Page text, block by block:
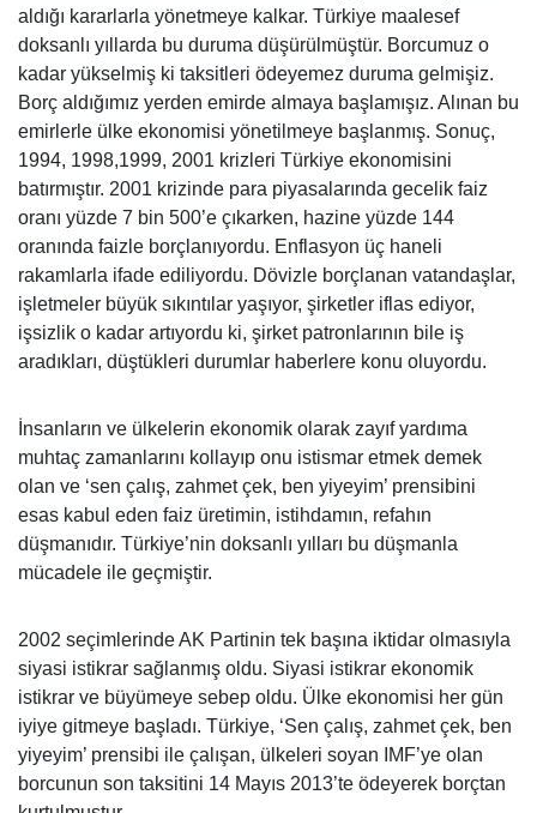
aldığı kararlarla yönetmeye kalkar. Türkiye maalesef
doksanlı yıllarda bu duruma düşürülmüştür. Borcumuz o
kadar yükselmiş ki taksitleri ödeyemez duruma gelmişiz.
Borç aldığımız yerden emirde almaya başlamışız. Alınan bu
emirlerle ülke ekonomisi yönetilmeye başlanmış. Sonuç,
1994, 1998,1999, 2001 krizleri Türkiye ekonomisini
batırmıştır. 2001 krizinde para piyasalarında gecelik faiz
oranı yüzde 7 bin 500’e çıkarken, hazine yüzde 144
oranında faizle borçlanıyordu. Enflasyon üç haneli
rakamlarla ifade ediliyordu. Dövizle borçlanan vatandaşlar,
işletmeler büyük sıkıntılar yaşıyor, şirketler iflas ediyor,
işsizlik o kadar artıyordu ki, şirket patronlarının bile iş
aradıkları, düştükleri durumlar haberlere konu oluyordu.
İnsanların ve ülkelerin ekonomik olarak zayıf yardıma
muhtaç zamanlarını kollayıp onu istismar etmek demek
olan ve ‘sen çalış, zahmet çek, ben yiyeyim’ prensibini
esas kabul eden faiz üretimin, istihdamın, refahın
düşmanıdır. Türkiye’nin doksanlı yılları bu düşmanla
mücadele ile geçmiştir.
2002 seçimlerinde AK Partinin tek başına iktidar olmasıyla
siyasi istikrar sağlanmış oldu. Siyasi istikrar ekonomik
istikrar ve büyümeye sebep oldu. Ülke ekonomisi her gün
iyiye gitmeye başladı. Türkiye, ‘Sen çalış, zahmet çek, ben
yiyeyim’ prensibi ile çalışan, ülkeleri soyan IMF’ye olan
borcunun son taksitini 14 Mayıs 2013’te ödeyerek borçtan